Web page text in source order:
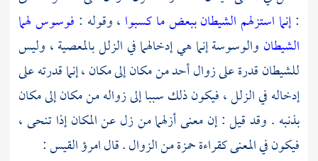
:إنما استزلهم الشيطان ببعض ما كسبوا ، وقوله : فوسوس لهما
الشيطان والوسوسة إنما هي إدخالهما في الزلل بالمعصية ، وليس
للشيطان قدرة على زوال أحد من مكان إلى مكان ، إنما قدرته على
إدخاله في الزلل ، فيكون ذلك سببا إلى زواله من مكان إلى مكان
بذنبه . وقد قيل : إن معنى أزلهما من زل عن المكان إذا تنحى ،
فيكون في المعنى كقراءةحمزةمن الزوال . قالامرؤ القيس: